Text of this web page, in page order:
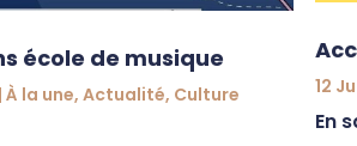
école de musique
| À la une, Actualité, Culture 12
En